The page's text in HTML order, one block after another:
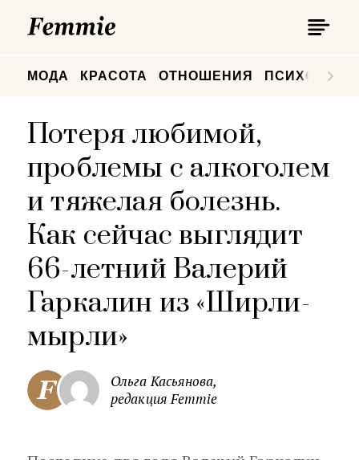
МОДА КРАСОТА ОТНОШЕНИЯ
Потеря любимой,
проблемы с алкоголем
и тяжелая болезнь.
Как сейчас выглядит
66-летний Валерий
Гаркалин из «Ширли-
мырли»
Ольга Касьянова,
редакция Femmie